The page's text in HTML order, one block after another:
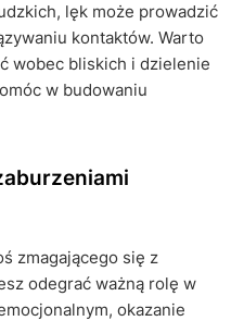
lęk może prowadzić
kontaktów. Warto
wobec bliskich i dzielenie
w budowaniu
zmagającego się z
odegrać ważną rolę w
okazanie